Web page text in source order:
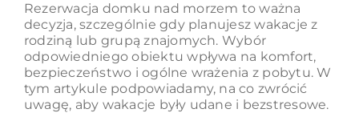
Rezerwacja domku nad morzem to ważna
decyzja, szczególnie gdy planujesz wakacje z
rodziną lub grupą znajomych. Wybór
odpowiedniego obiektu wpływa na komfort,
bezpieczeństwo i ogólne wrażenia z pobytu. W
tym artykule podpowiadamy, na co zwrócić
uwagę, aby wakacje były udane i bezstresowe.